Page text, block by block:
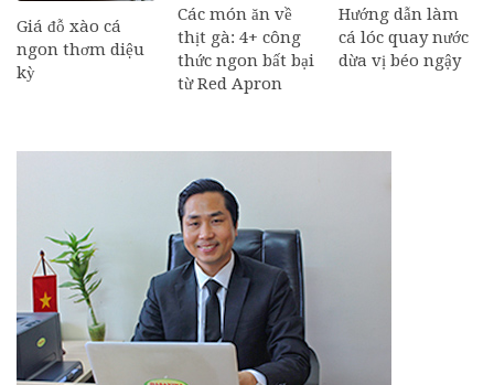
Giá đỗ xào cá
ngon thơm diệu
kỳ
Các món ăn về
thịt gà: 4+ công
thức ngon bất bại
từ Red Apron
Hướng dẫn làm
cá lóc quay nước
dừa vị béo ngậy